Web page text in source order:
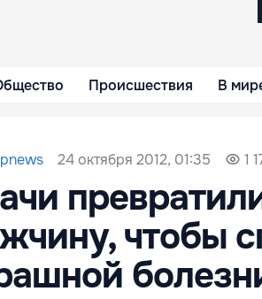
Происшествия В
24 октября 2012, 01:35 1
чтобы